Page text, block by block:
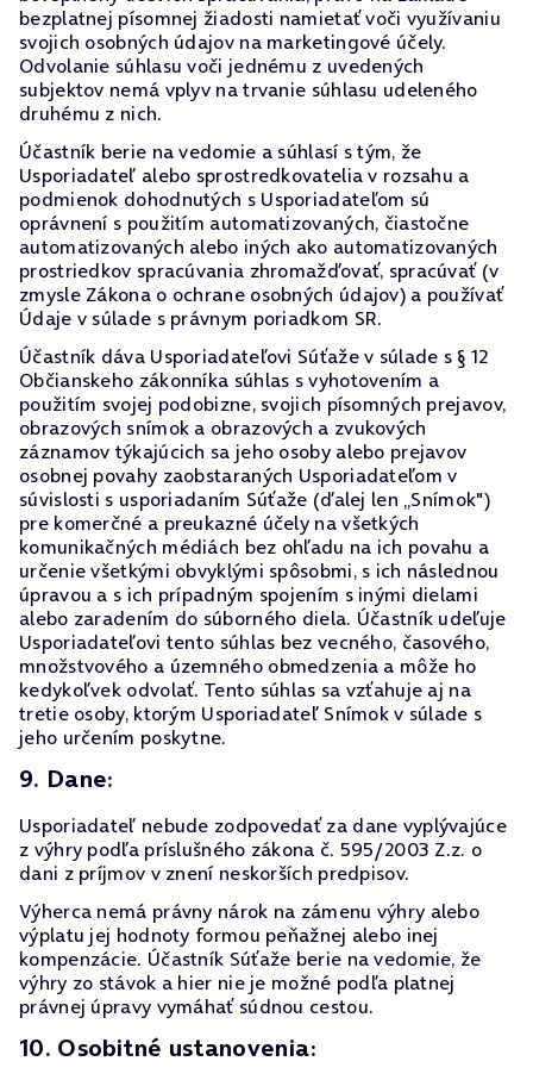
bezplatnej písomnej žiadosti namietať voči využívaniu
svojich osobných údajov na marketingové účely.
Odvolanie súhlasu voči jednému z uvedených
subjektov nemá vplyv na trvanie súhlasu udeleného
druhému z nich.
Účastník berie na vedomie a súhlasí s tým, že
Usporiadateľ alebo sprostredkovatelia v rozsahu a
podmienok dohodnutých s Usporiadateľom sú
oprávnení s použitím automatizovaných, čiastočne
automatizovaných alebo iných ako automatizovaných
prostriedkov spracúvania zhromažďovať, spracúvať (v
zmysle Zákona o ochrane osobných údajov) a používať
Údaje v súlade s právnym poriadkom SR.
Účastník dáva Usporiadateľovi Súťaže v súlade s § 12
Občianskeho zákonníka súhlas s vyhotovením a
použitím svojej podobizne, svojich písomných prejavov,
obrazových snímok a obrazových a zvukových
záznamov týkajúcich sa jeho osoby alebo prejavov
osobnej povahy zaobstaraných Usporiadateľom v
súvislosti s usporiadaním Súťaže (ďalej len „Snímok")
pre komerčné a preukazné účely na všetkých
komunikačných médiách bez ohľadu na ich povahu a
určenie všetkými obvyklými spôsobmi, s ich následnou
úpravou a s ich prípadným spojením s inými dielami
alebo zaradením do súborného diela. Účastník udeľuje
Usporiadateľovi tento súhlas bez vecného, časového,
množstvového a územného obmedzenia a môže ho
kedykoľvek odvolať. Tento súhlas sa vzťahuje aj na
tretie osoby, ktorým Usporiadateľ Snímok v súlade s
jeho určením poskytne.
9. Dane:
Usporiadateľ nebude zodpovedať za dane vyplývajúce
z výhry podľa príslušného zákona č. 595/2003 Z.z. o
dani z príjmov v znení neskorších predpisov.
Výherca nemá právny nárok na zámenu výhry alebo
výplatu jej hodnoty formou peňažnej alebo inej
kompenzácie. Účastník Súťaže berie na vedomie, že
výhry zo stávok a hier nie je možné podľa platnej
právnej úpravy vymáhať súdnou cestou.
10. Osobitné ustanovenia: